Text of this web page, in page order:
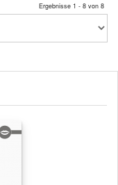
Ergebnisse 1 - 8 von 8